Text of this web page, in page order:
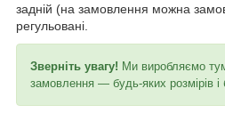
задній (на замовлення можна
регульовані.
Зверніть увагу! Ми виробляємо
замовлення — будь-яких розмірів і